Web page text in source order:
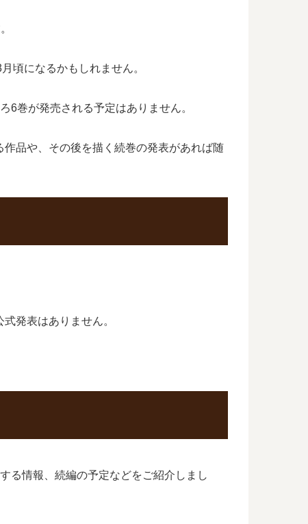
頃になるかもしれません。
6巻が発売される予定はありません。
品や、その後を描く続巻の発表があれば随
発表はありません。
る情報、続編の予定などをご紹介しまし